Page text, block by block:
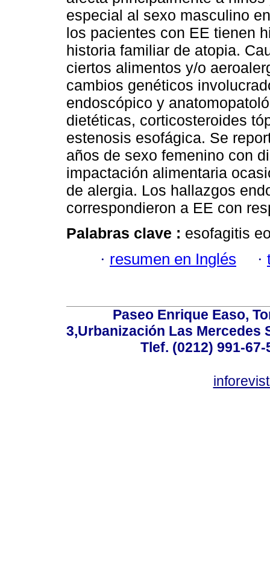
especial al sexo masculino
los pacientes con EE tienen
historia familiar de atopia.
ciertos alimentos y/o
cambios genéticos
endoscópico y
dietéticas, corticosteroides
estenosis esofágica. Se
años de sexo femenino con
impactación alimentaria
de alergia. Los hallazgos
correspondieron a EE con
Palabras clave : esofagitis
· resumen en Inglés ·
Paseo Enrique Easo,
3,Urbanización Las Mercedes
Tlef. (0212) 991-